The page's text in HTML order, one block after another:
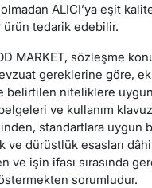
ALICI’ya eşit
ürün tedarik edebilir.
MARKET, sözleşme
gereklerine göre,
belirtilen niteliklere
ve kullanım
standartlara uygun
ve dürüstlük esasları
ve işin ifası sırasında
sorumludur.